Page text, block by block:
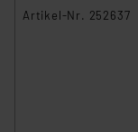
Artikel-Nr. 252637